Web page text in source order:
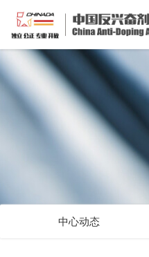
中心动态